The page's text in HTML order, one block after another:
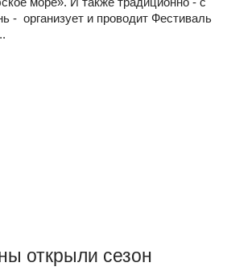
- организует и проводит Фестиваль
открыли сезон